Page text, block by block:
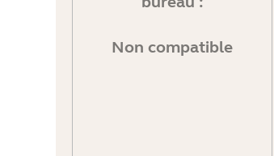
Non compatible